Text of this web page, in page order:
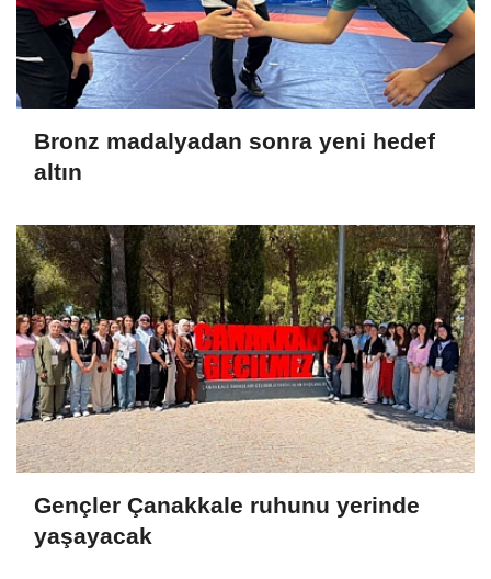
Bronz madalyadan sonra yeni hedef
altın
Gençler Çanakkale ruhunu yerinde
yaşayacak